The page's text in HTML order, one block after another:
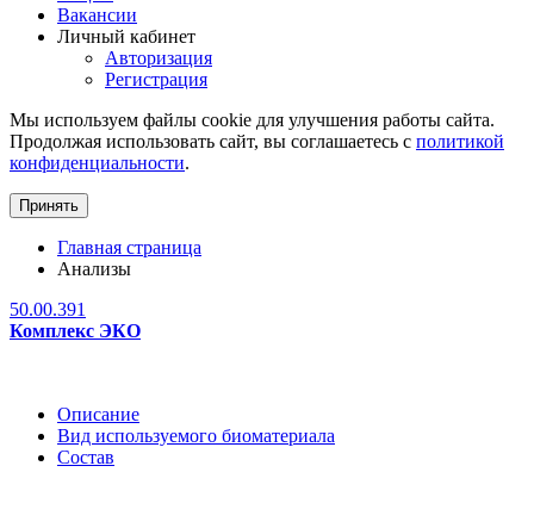
Вакансии
Личный кабинет
Авторизация
Регистрация
Мы используем файлы cookie для улучшения работы сайта.
Продолжая использовать сайт, вы соглашаетесь с политикой
конфиденциальности.
Принять
Главная страница
Анализы
50.00.391
Комплекс ЭКО
Описание
Вид используемого биоматериала
Состав